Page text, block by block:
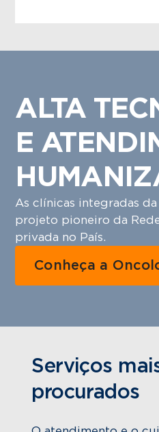
ALTA
E
As clínicas integradas da
projeto pioneiro da Rede
privada no País.
Conheça a
Serviços
procurados